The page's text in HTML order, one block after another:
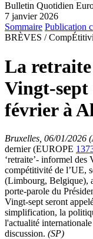
Bulletin Quotidien
7 janvier 2026
Sommaire Publication
BRÈVES /
La
Vingt-sept
février à
Bruxelles, 06/01/2026
dernier (EUROPE
‘retraite’- informel des
compétitivité de l’UE,
(Limbourg, Belgique),
porte-parole du
Vingt-sept seront
simplification, la
l'actualité
discussion. (SP)